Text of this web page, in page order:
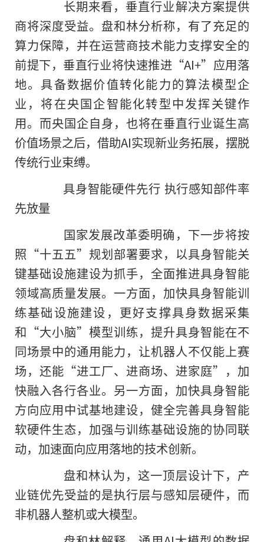
长期来看，垂直行业解决方案提供
商将深度受益。盘和林分析称，有了充足的
算力保障，并在运营商技术能力支撑安全的
前提下，垂直行业将快速推进“AI+”应用落
地。具备数据价值转化能力的算法模型企
业，将在央国企智能化转型中发挥关键作
用。而央国企自身，也将在垂直行业诞生高
价值场景之后，借助AI实现新业务拓展，摆脱
传统行业束缚。
具身智能硬件先行 执行感知部件率
先放量
国家发展改革委明确，下一步将按
照“十五五”规划部署要求，以具身智能关
键基础设施建设为抓手，全面推进具身智能
领域高质量发展。一方面，加快具身智能训
练基础设施建设，更好支撑具身数据采集
和“大小脑”模型训练，提升具身智能在不
同场景中的通用能力，让机器人不仅能上赛
场，还能“进工厂、进商场、进家庭”，加
快融入各行各业。另一方面，加快具身智能
方向应用中试基地建设，健全完善具身智能
软硬件生态，加强与训练基础设施的协同联
动，加速面向应用落地的技术创新。
盘和林认为，这一顶层设计下，产
业链优先受益的是执行层与感知层硬件，而
非机器人整机或大模型。